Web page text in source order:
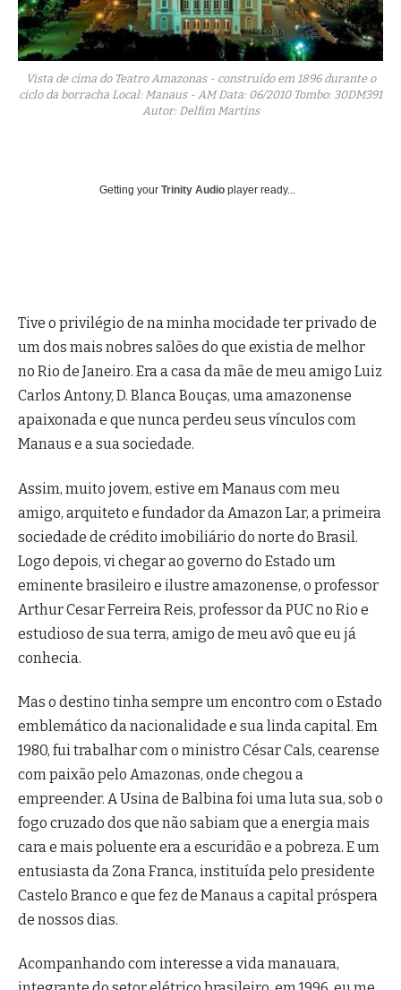
Vista de cima do Teatro Amazonas - construído em 1896 durante o
ciclo da borracha Local: Manaus - AM Data: 06/2010 Tombo: 30DM391
Autor: Delfim Martins
Getting your Trinity Audio player ready...
Tive o privilégio de na minha mocidade ter privado de
um dos mais nobres salões do que existia de melhor
no Rio de Janeiro. Era a casa da mãe de meu amigo Luiz
Carlos Antony, D. Blanca Bouças, uma amazonense
apaixonada e que nunca perdeu seus vínculos com
Manaus e a sua sociedade.
Assim, muito jovem, estive em Manaus com meu
amigo, arquiteto e fundador da Amazon Lar, a primeira
sociedade de crédito imobiliário do norte do Brasil.
Logo depois, vi chegar ao governo do Estado um
eminente brasileiro e ilustre amazonense, o professor
Arthur Cesar Ferreira Reis, professor da PUC no Rio e
estudioso de sua terra, amigo de meu avô que eu já
conhecia.
Mas o destino tinha sempre um encontro com o Estado
emblemático da nacionalidade e sua linda capital. Em
1980, fui trabalhar com o ministro César Cals, cearense
com paixão pelo Amazonas, onde chegou a
empreender. A Usina de Balbina foi uma luta sua, sob o
fogo cruzado dos que não sabiam que a energia mais
cara e mais poluente era a escuridão e a pobreza. E um
entusiasta da Zona Franca, instituída pelo presidente
Castelo Branco e que fez de Manaus a capital próspera
de nossos dias.
Acompanhando com interesse a vida manauara,